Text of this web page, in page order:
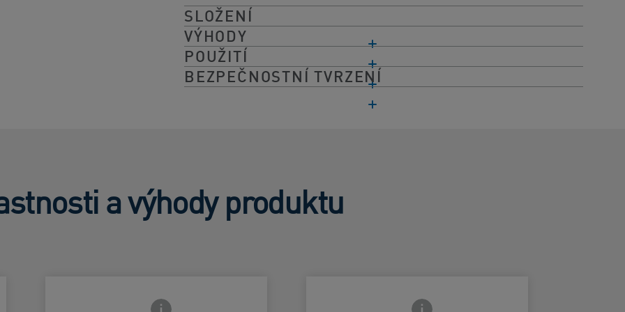
SLOŽENÍ
VÝHODY
POUŽITÍ
BEZPEČNOSTNÍ TVRZENÍ
a výhody produktu
Ikona zavření přední strany Ikona zavření přední strany